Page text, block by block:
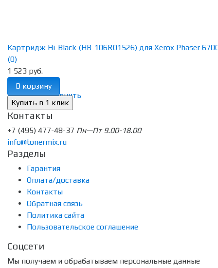
избранное сравнить
Картридж Hi-Black (HB-106R01526) для Xerox Phaser
(0)
1 523 руб.
В корзину
Контакты
+7 (495) 477-48-37 Пн—Пт 9.00-18.00
info@tonermix.ru
Разделы
Гарантия
Оплата/доставка
Контакты
Обратная связь
Политика сайта
Пользовательское соглашение
Соцсети
Мы получаем и обрабатываем персональные данные